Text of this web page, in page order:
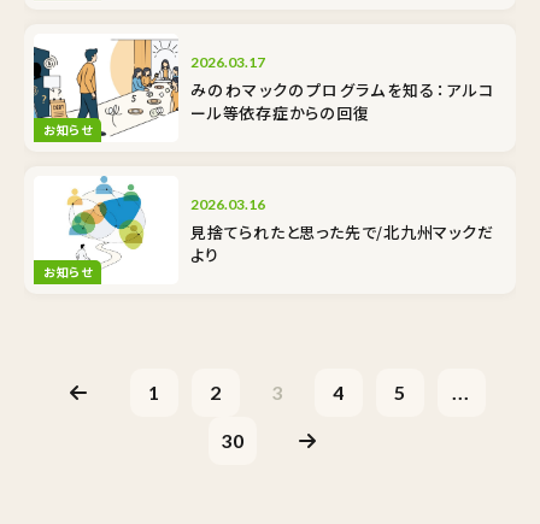
お知らせ
2026.03.17
みのわマックのプログラムを知る：アルコ
ール等依存症からの回復
お知らせ
2026.03.16
見捨てられたと思った先で/北九州マックだ
より
1 2 3 4 5 ...
30